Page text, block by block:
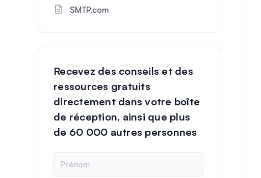
SMTP.com
Recevez des conseils et des
ressources gratuits
directement dans votre boîte
de réception, ainsi que plus
de 60 000 autres personnes
m